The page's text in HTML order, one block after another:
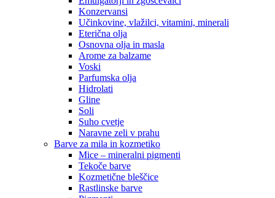
Konzervansi
Učinkovine, vlažilci, vitamini, minerali
Eterična olja
Osnovna olja in masla
Arome za balzame
Voski
Parfumska olja
Hidrolati
Gline
Soli
Suho cvetje
Naravne zeli v prahu
Barve za mila in kozmetiko
Mice – mineralni pigmenti
Tekoče barve
Kozmetične bleščice
Rastlinske barve